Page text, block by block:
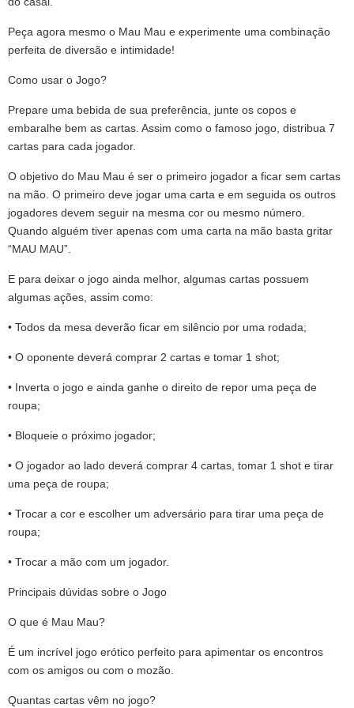
Peça agora mesmo o Mau Mau e experimente uma combinação
perfeita de diversão e intimidade!
Como usar o Jogo?
Prepare uma bebida de sua preferência, junte os copos e
embaralhe bem as cartas. Assim como o famoso jogo, distribua 7
cartas para cada jogador.
O objetivo do Mau Mau é ser o primeiro jogador a ficar sem cartas
na mão. O primeiro deve jogar uma carta e em seguida os outros
jogadores devem seguir na mesma cor ou mesmo número.
Quando alguém tiver apenas com uma carta na mão basta gritar
“MAU MAU”.
E para deixar o jogo ainda melhor, algumas cartas possuem
algumas ações, assim como:
• Todos da mesa deverão ficar em silêncio por uma rodada;
• O oponente deverá comprar 2 cartas e tomar 1 shot;
• Inverta o jogo e ainda ganhe o direito de repor uma peça de
roupa;
• Bloqueie o próximo jogador;
• O jogador ao lado deverá comprar 4 cartas, tomar 1 shot e tirar
uma peça de roupa;
• Trocar a cor e escolher um adversário para tirar uma peça de
roupa;
• Trocar a mão com um jogador.
Principais dúvidas sobre o Jogo
O que é Mau Mau?
É um incrível jogo erótico perfeito para apimentar os encontros
com os amigos ou com o mozão.
Quantas cartas vêm no jogo?